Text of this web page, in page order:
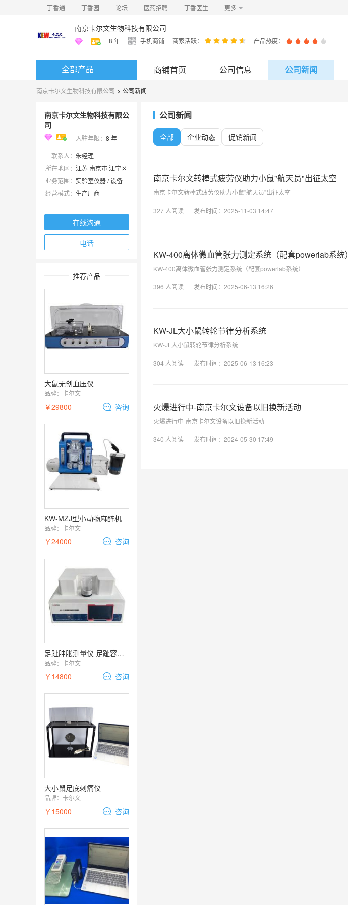
丁香通 丁香园 论坛 医药招聘 丁香医生 更多
南京卡尔文生物科技有限公司
8 年 手机商铺 商家活跃： 产品热度：
全部产品 商铺首页 公司信息 公司新闻
南京卡尔文生物科技有限公司 > 公司新闻
南京卡尔文生物科技有限公
司
入驻年限： 8 年
联系人： 朱经理
所在地区： 江苏 南京市 江宁区
业务范围： 实验室仪器 / 设备
经营模式： 生产厂商
在线沟通
电话
推荐产品
大鼠无创血压仪
品牌： 卡尔文
￥29800 咨询
KW-MZJ型小动物麻醉机
品牌： 卡尔文
￥24000 咨询
足趾肿胀测量仪 足趾容积测量仪
品牌： 卡尔文
￥14800 咨询
大小鼠足底刺痛仪
品牌： 卡尔文
￥15000 咨询
公司新闻
全部 企业动态 促销新闻
南京卡尔文转棒式疲劳仪助力小鼠"航天员"出征太空
南京卡尔文转棒式疲劳仪助力小鼠"航天员"出征太空
327 人阅读 发布时间： 2025-11-03 14:47
KW-400离体微血管张力测定系统（配套powerlab系统）
KW-400离体微血管张力测定系统（配套powerlab系统）
396 人阅读 发布时间： 2025-06-13 16:26
KW-JL大小鼠转轮节律分析系统
KW-JL大小鼠转轮节律分析系统
304 人阅读 发布时间： 2025-06-13 16:23
火爆进行中-南京卡尔文设备以旧换新活动
火爆进行中-南京卡尔文设备以旧换新活动
340 人阅读 发布时间： 2024-05-30 17:49